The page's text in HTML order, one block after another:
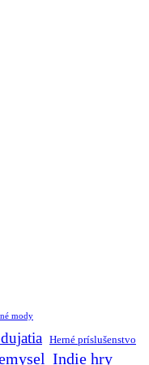
mody
Herné príslušenstvo
Indie hry